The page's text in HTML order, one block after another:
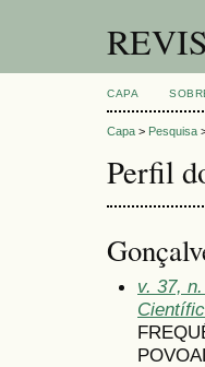
CAPA
Capa > Pesquisa
Perfil
v. 37,